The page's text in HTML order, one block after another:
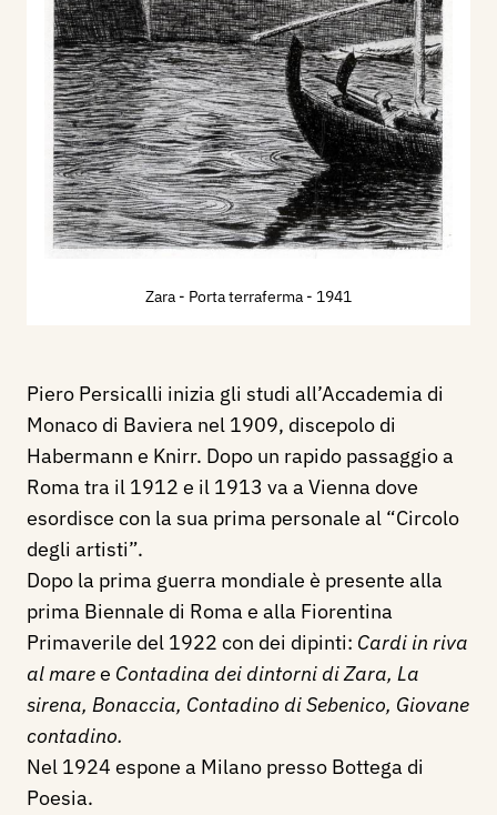
Zara - Porta terraferma - 1941
Piero Persicalli inizia gli studi all’Accademia di
Monaco di Baviera nel 1909, discepolo di
Habermann e Knirr. Dopo un rapido passaggio a
Roma tra il 1912 e il 1913 va a Vienna dove
esordisce con la sua prima personale al “Circolo
degli artisti”.
Dopo la prima guerra mondiale è presente alla
prima Biennale di Roma e alla Fiorentina
Primaverile del 1922 con dei dipinti: Cardi in riva
al maree Contadina dei dintorni di Zara, La
sirena, Bonaccia, Contadino di Sebenico, Giovane
contadino.
Nel 1924 espone a Milano presso Bottega di
Poesia.